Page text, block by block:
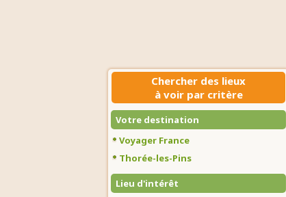
Chercher des lieux
à voir par critère
Votre destination
Voyager France
Thorée-les-Pins
Lieu d'intérêt